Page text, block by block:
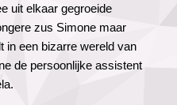
uit elkaar gegroeide
zus Simone maar
in een bizarre wereld van
de persoonlijke assistent